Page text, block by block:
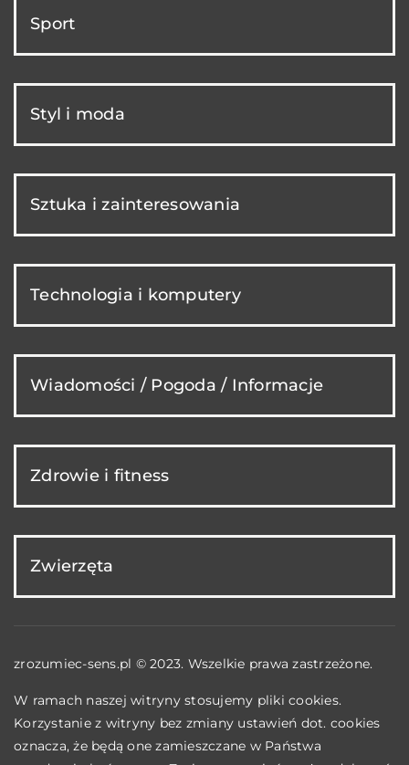
Sport
Styl i moda
Sztuka i zainteresowania
Technologia i komputery
Wiadomości / Pogoda / Informacje
Zdrowie i fitness
Zwierzęta
zrozumiec-sens.pl © 2023. Wszelkie prawa zastrzeżone.
W ramach naszej witryny stosujemy pliki cookies.
Korzystanie z witryny bez zmiany ustawień dot. cookies
oznacza, że będą one zamieszczane w Państwa